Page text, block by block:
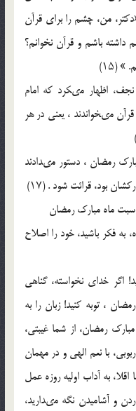
من، چشم را براى قرآن
باشم و قرآن نخوانم؟
(۱۵)
اظهار مى‏کرد که امام
مى‏خواندند ، یعنى در هر
رمضان ، دستور مى‏دادند
بود، قرائت ‏شود . (۱۷)
ماه مبارک رمضان
به فکر باشید، خود را اصلاح
اگر خداى نخواسته، گناهى
، توبه کنید! زبان را به
رمضان، از شما غیبتى،
با نعم الهى و در مهمان
به آداب اولیه‏ روزه عمل
و آشامیدن نگه مى‏دارید،